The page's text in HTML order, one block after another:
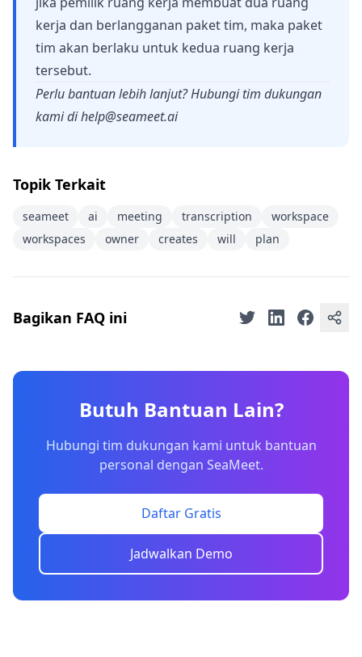
kerja dan berlangganan paket tim, maka paket
tim akan berlaku untuk kedua ruang kerja
tersebut.
Perlu bantuan lebih lanjut? Hubungi tim dukungan
kami dihelp@seameet.ai
Topik Terkait
seameet ai meeting transcription
workspace
workspaces
owner creates will plan
Bagikan FAQ ini
Butuh Bantuan Lain?
Hubungi tim dukungan kami untuk bantuan
personal dengan SeaMeet.
Daftar Gratis
Jadwalkan Demo